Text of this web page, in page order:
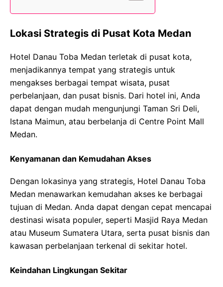
Lokasi Strategis di Pusat Kota Medan
Hotel Danau Toba Medan terletak di pusat kota,
menjadikannya tempat yang strategis untuk
mengakses berbagai tempat wisata, pusat
perbelanjaan, dan pusat bisnis. Dari hotel ini, Anda
dapat dengan mudah mengunjungi Taman Sri Deli,
Istana Maimun, atau berbelanja di Centre Point Mall
Medan.
Kenyamanan dan Kemudahan Akses
Dengan lokasinya yang strategis, Hotel Danau Toba
Medan menawarkan kemudahan akses ke berbagai
tujuan di Medan. Anda dapat dengan cepat mencapai
destinasi wisata populer, seperti Masjid Raya Medan
atau Museum Sumatera Utara, serta pusat bisnis dan
kawasan perbelanjaan terkenal di sekitar hotel.
Keindahan Lingkungan Sekitar